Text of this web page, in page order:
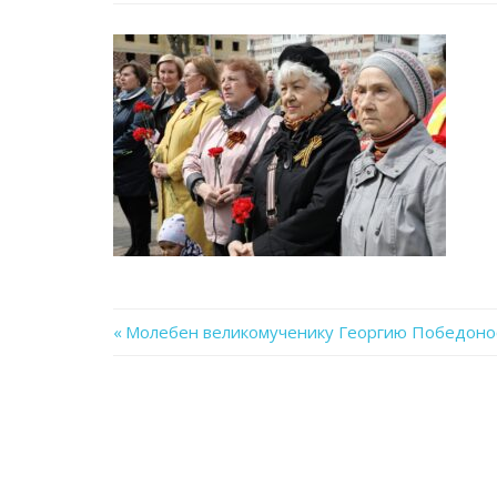
Previous
Молебен великомученику Георгию